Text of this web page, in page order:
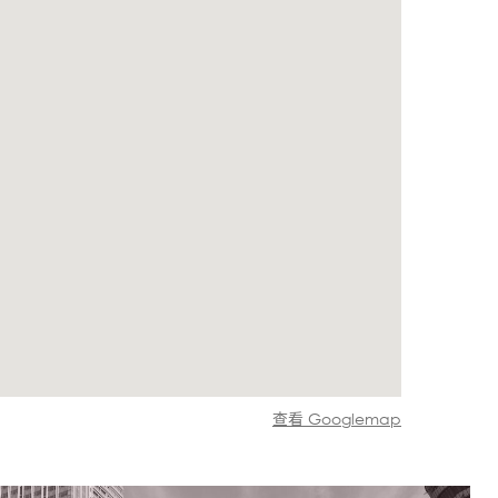
查看 Googlemap